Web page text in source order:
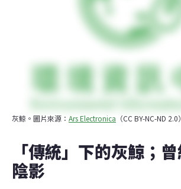
灰鯨。圖片來源： Ars Electronica （CC BY-NC-ND 2.0
「傳統」下的灰鯨；
陰影